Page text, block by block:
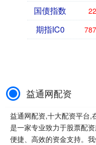
国债指数
期指IC0
益通网配资
益通网配资,十大配资平台,
是一家专业致力于股票配
便捷、高效的资金支持。